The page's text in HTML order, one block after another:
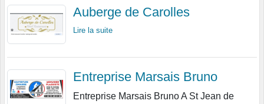
Auberge de Carolles
Lire la suite
Entreprise Marsais Bruno
Entreprise Marsais Bruno A St Jean de